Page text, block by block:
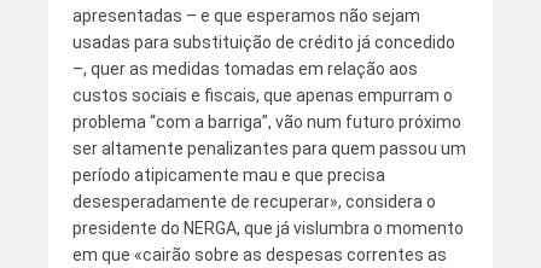
apresentadas – e que esperamos não sejam
usadas para substituição de crédito já concedido
–, quer as medidas tomadas em relação aos
custos sociais e fiscais, que apenas empurram o
problema “com a barriga”, vão num futuro próximo
ser altamente penalizantes para quem passou um
período atipicamente mau e que precisa
desesperadamente de recuperar», considera o
presidente do NERGA, que já vislumbra o momento
em que «cairão sobre as despesas correntes as